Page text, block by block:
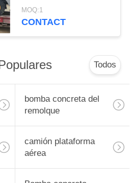
hormigón de punta
Directo de la línea de
máquina de hormigón
MOQ:1
CONTACT
Todos
bomba concreta del
remolque
camión plataforma
aérea